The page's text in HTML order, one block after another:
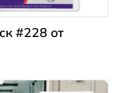
#228 от